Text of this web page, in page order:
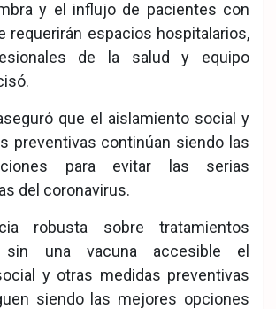
y el influjo de pacientes con
requerirán espacios hospitalarios,
de la salud y equipo
que el aislamiento social y
preventivas continúan siendo las
para evitar las serias
del coronavirus.
robusta sobre tratamientos
una vacuna accesible el
y otras medidas preventivas
siendo las mejores opciones